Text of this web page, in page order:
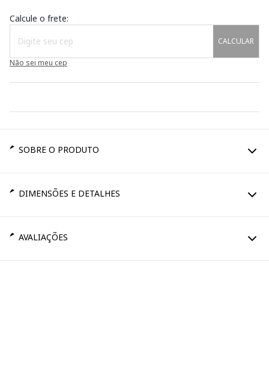
Calcule o frete:
CALCULAR
Não sei meu cep
SOBRE O PRODUTO
DIMENSÕES E DETALHES
AVALIAÇÕES